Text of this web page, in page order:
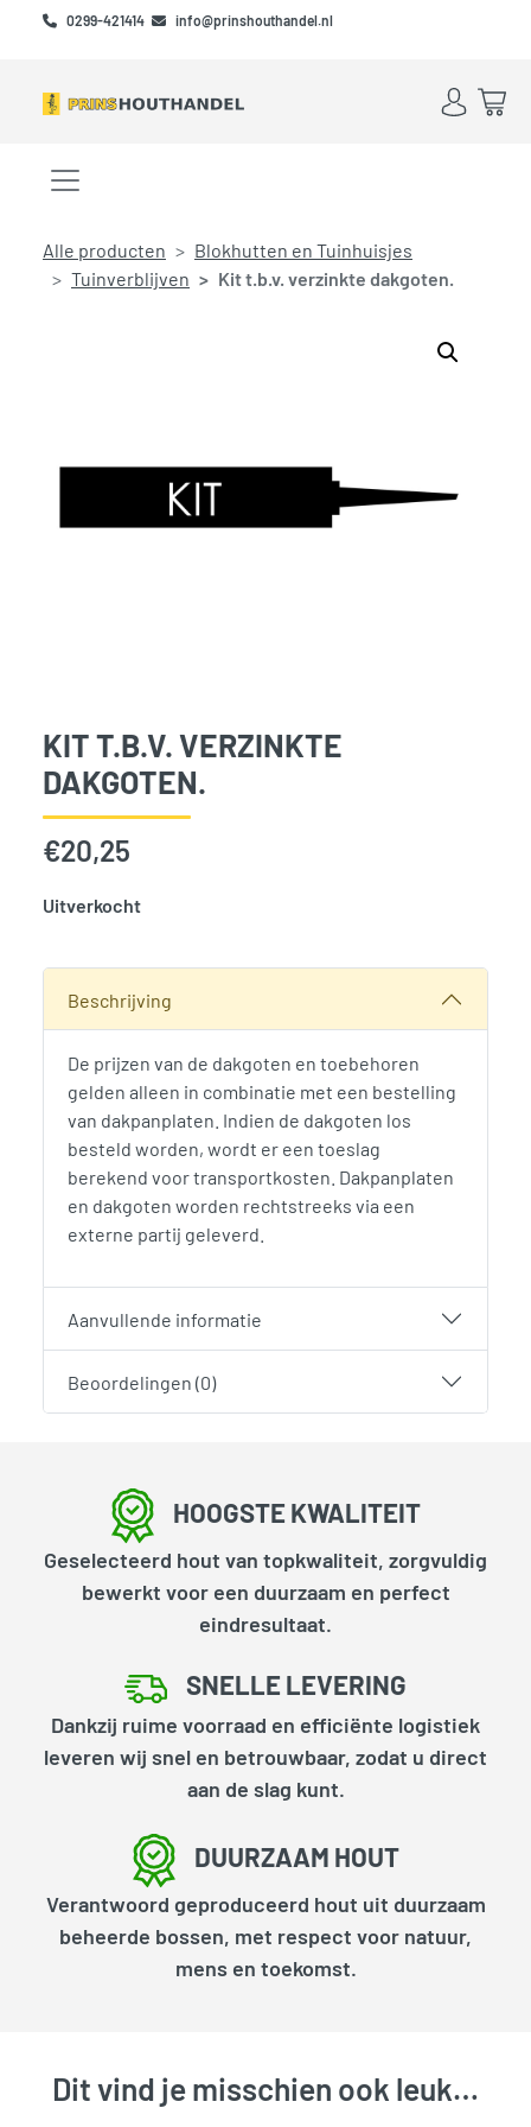
Skip to main content
Skip to footer
0299-421414 info@prinshouthandel.nl
Account
Menu openen/sluiten
Alle producten
Blokhutten en Tuinhuisjes
Tuinverblijven
Kit t.b.v. verzinkte dakgoten.
KIT T.B.V. VERZINKTE
DAKGOTEN.
€20,25
Uitverkocht
Beschrijving
De prijzen van de dakgoten en toebehoren
gelden alleen in combinatie met een bestelling
van dakpanplaten. Indien de dakgoten los
besteld worden, wordt er een toeslag
berekend voor transportkosten. Dakpanplaten
en dakgoten worden rechtstreeks via een
externe partij geleverd.
Aanvullende informatie
Beoordelingen (0)
HOOGSTE KWALITEIT
Geselecteerd hout van topkwaliteit, zorgvuldig
bewerkt voor een duurzaam en perfect
eindresultaat.
SNELLE LEVERING
Dankzij ruime voorraad en efficiënte logistiek
leveren wij snel en betrouwbaar, zodat u direct
aan de slag kunt.
DUURZAAM HOUT
Verantwoord geproduceerd hout uit duurzaam
beheerde bossen, met respect voor natuur,
mens en toekomst.
Dit vind je misschien ook leuk…